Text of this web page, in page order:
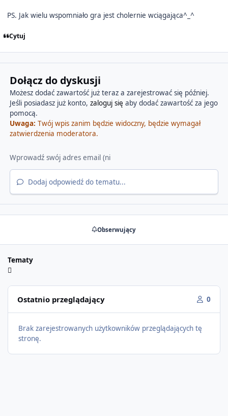
PS. Jak wielu wspomniało gra jest cholernie wciągająca^_^
Cytuj
Dołącz do dyskusji
Możesz dodać zawartość już teraz a zarejestrować się później.
Jeśli posiadasz już konto, zaloguj się aby dodać zawartość za jego
pomocą.
Uwaga: Twój wpis zanim będzie widoczny, będzie wymagał
zatwierdzenia moderatora.
Dodaj odpowiedź do tematu...
Obserwujący
Tematy
Ostatnio przeglądający 0
Brak zarejestrowanych użytkowników przeglądających tę
stronę.